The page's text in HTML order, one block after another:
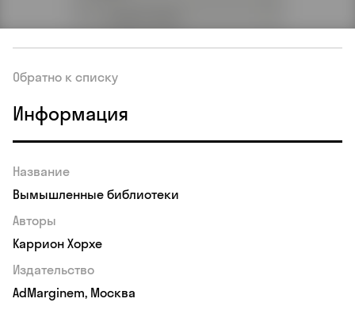
Обратно к списку
Информация
Название
Вымышленные библиотеки
Авторы
Каррион Хорхе
Издательство
AdMarginem, Москва